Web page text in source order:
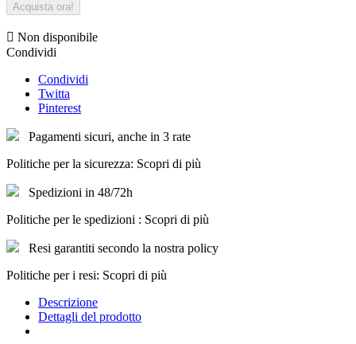
Acquista ora!
 Non disponibile
Condividi
Condividi
Twitta
Pinterest
Pagamenti sicuri, anche in 3 rate
Politiche per la sicurezza: Scopri di più
Spedizioni in 48/72h
Politiche per le spedizioni : Scopri di più
Resi garantiti secondo la nostra policy
Politiche per i resi: Scopri di più
Descrizione
Dettagli del prodotto